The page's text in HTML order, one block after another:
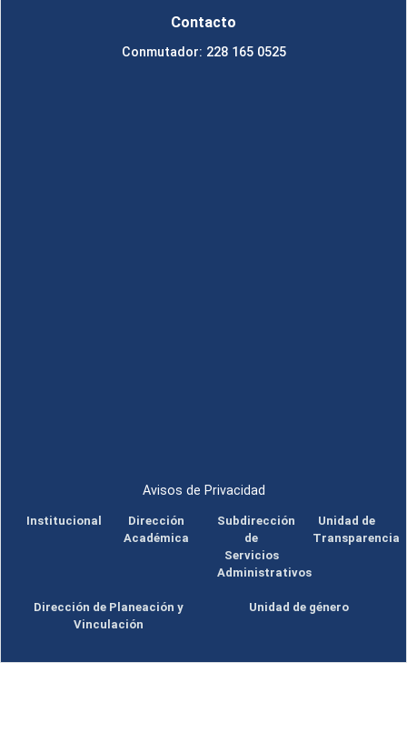
Contacto
Conmutador: 228 165 0525
Avisos de Privacidad
Institucional
Dirección
Académica
Subdirección
de
Servicios
Administrativos
Unidad de
Transparencia
Dirección de Planeación y
Vinculación
Unidad de género